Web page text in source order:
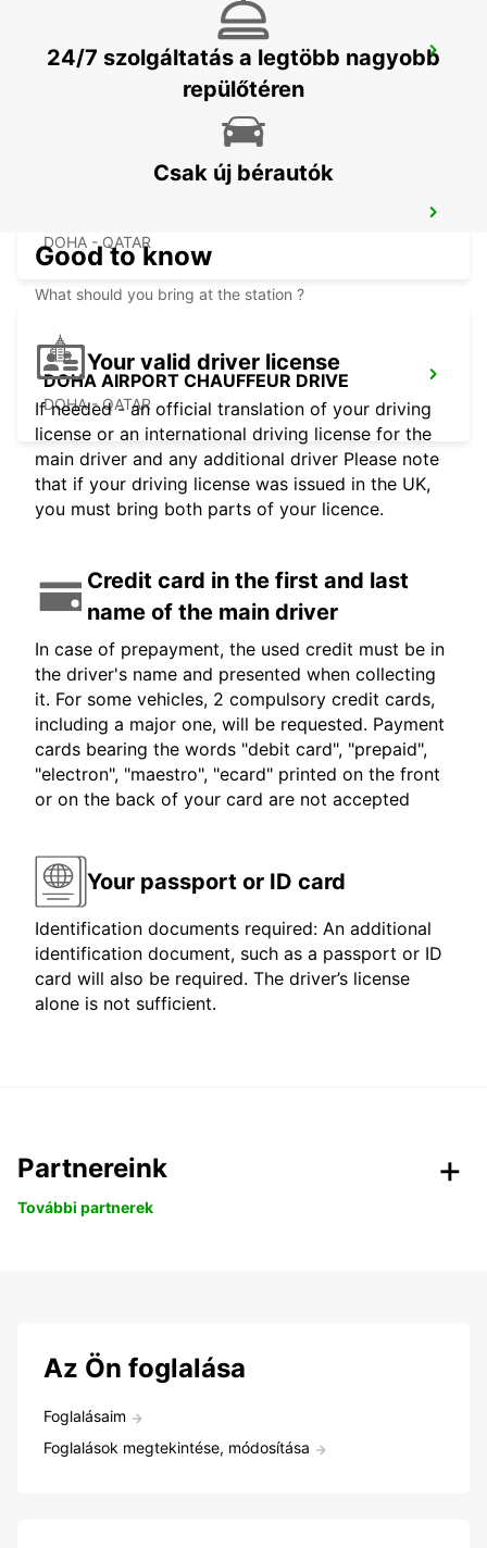
DUSIT DOHA HOTEL WEST BAY
DOHA - QATAR
DOHA AIRPORT CHAUFFEUR DRIVE
DOHA - QATAR
24/7 szolgáltatás a legtöbb nagyobb
repülőtéren
Csak új bérautók
Good to know
What should you bring at the station ?
Your valid driver license
If needed - an official translation of your driving
license or an international driving license for the
main driver and any additional driver Please note
that if your driving license was issued in the UK,
you must bring both parts of your licence.
Credit card in the first and last
name of the main driver
In case of prepayment, the used credit must be in
the driver's name and presented when collecting
it. For some vehicles, 2 compulsory credit cards,
including a major one, will be requested. Payment
cards bearing the words "debit card", "prepaid",
"electron", "maestro", "ecard" printed on the front
or on the back of your card are not accepted
Your passport or ID card
Identification documents required: An additional
identification document, such as a passport or ID
card will also be required. The driver’s license
alone is not sufficient.
Partnereink
További partnerek
Az Ön foglalása
Foglalásaim
Foglalások megtekintése, módosítása